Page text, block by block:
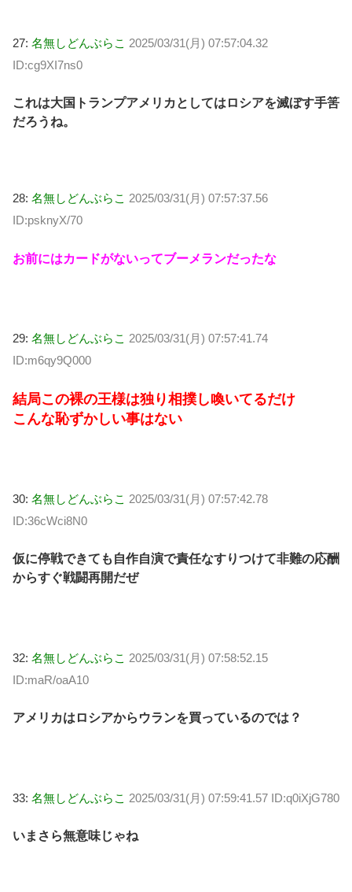
27: 名無しどんぶらこ 2025/03/31(月) 07:57:04.32
ID:cg9XI7ns0
これは大国トランプアメリカとしてはロシアを滅ぼす手筈
だろうね。
28: 名無しどんぶらこ 2025/03/31(月) 07:57:37.56
ID:psknyX/70
お前にはカードがないってブーメランだったな
29: 名無しどんぶらこ 2025/03/31(月) 07:57:41.74
ID:m6qy9Q000
結局この裸の王様は独り相撲し喚いてるだけ
こんな恥ずかしい事はない
30: 名無しどんぶらこ 2025/03/31(月) 07:57:42.78
ID:36cWci8N0
仮に停戦できても自作自演で責任なすりつけて非難の応酬
からすぐ戦闘再開だぜ
32: 名無しどんぶらこ 2025/03/31(月) 07:58:52.15
ID:maR/oaA10
アメリカはロシアからウランを買っているのでは？
33: 名無しどんぶらこ 2025/03/31(月) 07:59:41.57 ID:q0iXjG780
いまさら無意味じゃね